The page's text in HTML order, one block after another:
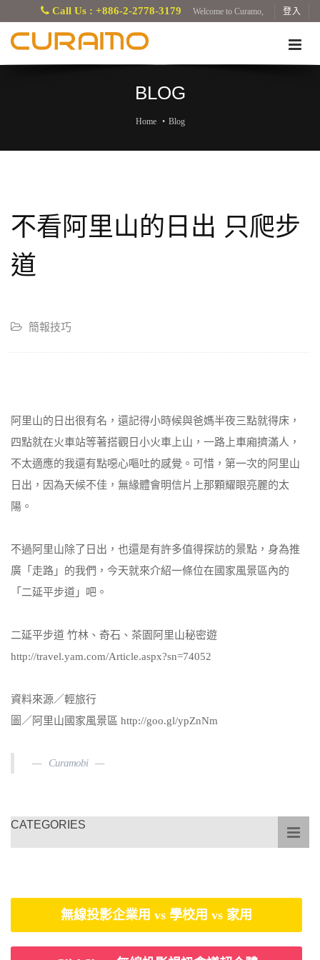
Call Us : +886-2-2778-3179 Welcome to Curamo, 登入
BLOG
Home Blog
不看阿里山的日出 只爬步
道
簡報技巧
阿里山的日出很有名，還記得小時候與爸媽半夜三點就得床，
四點就在火車站等著搭觀日小火車上山，一路上車廂擠滿人，
不太適應的我還有點噁心嘔吐的感覺。可惜，第一次的阿里山
日出，因為天候不佳，無緣體會明信片上那顆耀眼亮麗的太
陽。
不過阿里山除了日出，也還是有許多值得探訪的景點，身為推
廣「走路」的我們，今天就來介紹一條位在國家風景區內的
「二延平步道」吧。
二延平步道 竹林、奇石、茶園阿里山秘密遊
http://travel.yam.com/Article.aspx?sn=74052
資料來源／輕旅行
圖／阿里山國家風景區 http://goo.gl/ypZnNm
Curamobi
CATEGORIES
無線投影企業用 vs 學校用 vs 家用